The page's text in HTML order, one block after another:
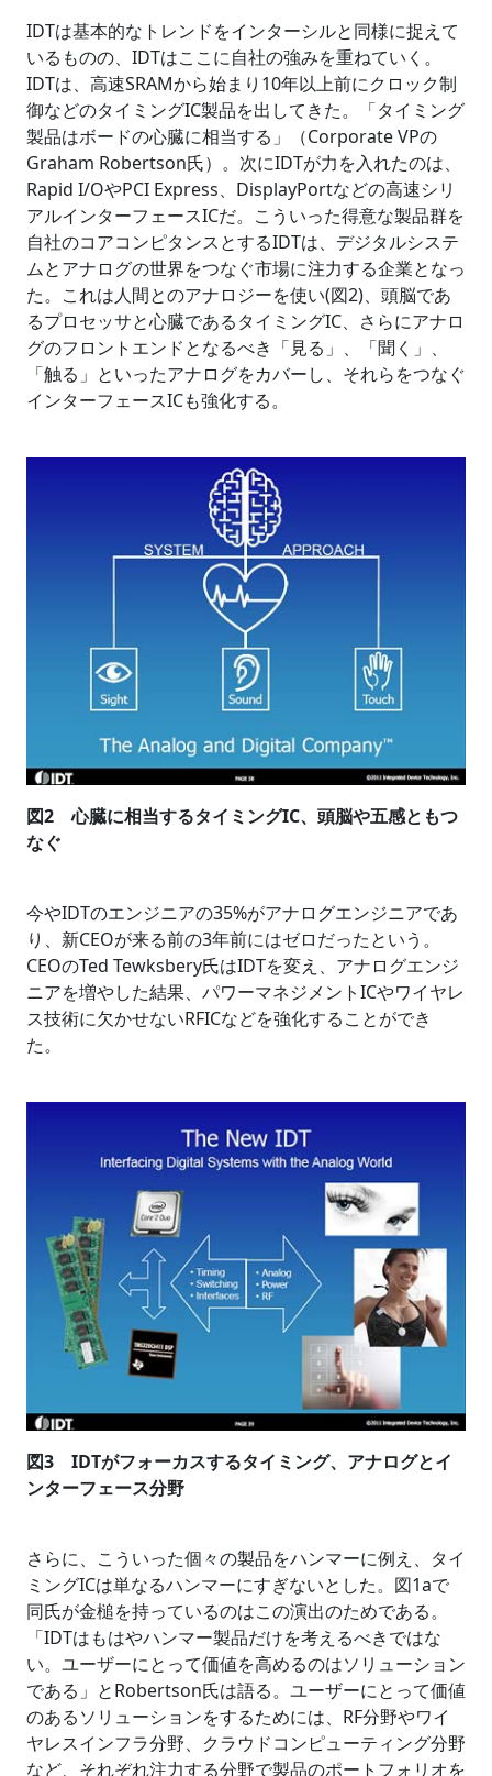
IDTは基本的なトレンドをインターシルと同様に捉えて
いるものの、IDTはここに自社の強みを重ねていく。
IDTは、高速SRAMから始まり10年以上前にクロック制
御などのタイミングIC製品を出してきた。「タイミング
製品はボードの心臓に相当する」（Corporate VPの
Graham Robertson氏）。次にIDTが力を入れたのは、
Rapid I/OやPCI Express、DisplayPortなどの高速シリ
アルインターフェースICだ。こういった得意な製品群を
自社のコアコンピタンスとするIDTは、デジタルシステ
ムとアナログの世界をつなぐ市場に注力する企業となっ
た。これは人間とのアナロジーを使い(図2)、頭脳であ
るプロセッサと心臓であるタイミングIC、さらにアナロ
グのフロントエンドとなるべき「見る」、「聞く」、
「触る」といったアナログをカバーし、それらをつなぐ
インターフェースICも強化する。
図2 心臓に相当するタイミングIC、頭脳や五感ともつ
なぐ
今やIDTのエンジニアの35%がアナログエンジニアであ
り、新CEOが来る前の3年前にはゼロだったという。
CEOのTed Tewksbery氏はIDTを変え、アナログエンジ
ニアを増やした結果、パワーマネジメントICやワイヤレ
ス技術に欠かせないRFICなどを強化することができ
た。
図3 IDTがフォーカスするタイミング、アナログとイ
ンターフェース分野
さらに、こういった個々の製品をハンマーに例え、タイ
ミングICは単なるハンマーにすぎないとした。図1aで
同氏が金槌を持っているのはこの演出のためである。
「IDTはもはやハンマー製品だけを考えるべきではな
い。ユーザーにとって価値を高めるのはソリューション
である」とRobertson氏は語る。ユーザーにとって価値
のあるソリューションをするためには、RF分野やワイ
ヤレスインフラ分野、クラウドコンピューティング分野
など、それぞれ注力する分野で製品のポートフォリオを